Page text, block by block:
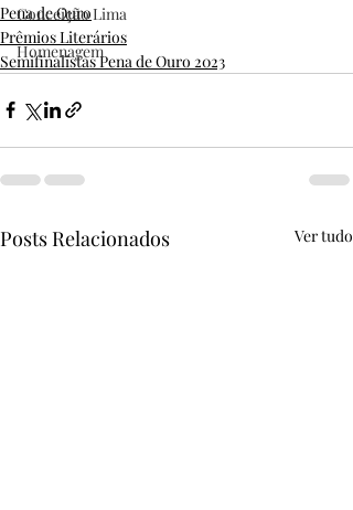
Conceição Lima
Homenagem
Pena de Ouro
Prêmios Literários
Semifinalistas Pena de Ouro 2023
Posts Relacionados Ver tudo